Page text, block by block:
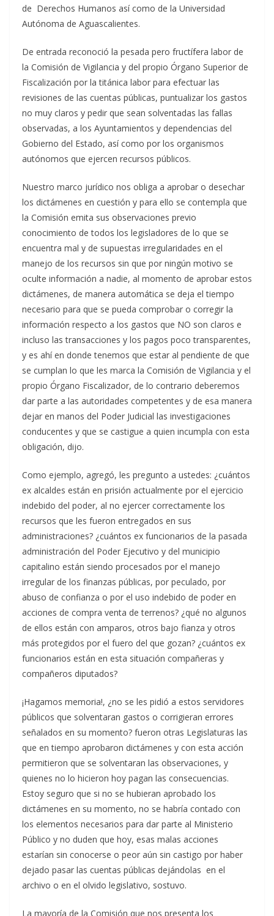
de Derechos Humanos así como de la Universidad
Autónoma de Aguascalientes.
De entrada reconoció la pesada pero fructífera labor de
la Comisión de Vigilancia y del propio Órgano Superior de
Fiscalización por la titánica labor para efectuar las
revisiones de las cuentas públicas, puntualizar los gastos
no muy claros y pedir que sean solventadas las fallas
observadas, a los Ayuntamientos y dependencias del
Gobierno del Estado, así como por los organismos
autónomos que ejercen recursos públicos.
Nuestro marco jurídico nos obliga a aprobar o desechar
los dictámenes en cuestión y para ello se contempla que
la Comisión emita sus observaciones previo
conocimiento de todos los legisladores de lo que se
encuentra mal y de supuestas irregularidades en el
manejo de los recursos sin que por ningún motivo se
oculte información a nadie, al momento de aprobar estos
dictámenes, de manera automática se deja el tiempo
necesario para que se pueda comprobar o corregir la
información respecto a los gastos que NO son claros e
incluso las transacciones y los pagos poco transparentes,
y es ahí en donde tenemos que estar al pendiente de que
se cumplan lo que les marca la Comisión de Vigilancia y el
propio Órgano Fiscalizador, de lo contrario deberemos
dar parte a las autoridades competentes y de esa manera
dejar en manos del Poder Judicial las investigaciones
conducentes y que se castigue a quien incumpla con esta
obligación, dijo.
Como ejemplo, agregó, les pregunto a ustedes: ¿cuántos
ex alcaldes están en prisión actualmente por el ejercicio
indebido del poder, al no ejercer correctamente los
recursos que les fueron entregados en sus
administraciones? ¿cuántos ex funcionarios de la pasada
administración del Poder Ejecutivo y del municipio
capitalino están siendo procesados por el manejo
irregular de los finanzas públicas, por peculado, por
abuso de confianza o por el uso indebido de poder en
acciones de compra venta de terrenos? ¿qué no algunos
de ellos están con amparos, otros bajo fianza y otros
más protegidos por el fuero del que gozan? ¿cuántos ex
funcionarios están en esta situación compañeras y
compañeros diputados?
¡Hagamos memoria!, ¿no se les pidió a estos servidores
públicos que solventaran gastos o corrigieran errores
señalados en su momento? fueron otras Legislaturas las
que en tiempo aprobaron dictámenes y con esta acción
permitieron que se solventaran las observaciones, y
quienes no lo hicieron hoy pagan las consecuencias.
Estoy seguro que si no se hubieran aprobado los
dictámenes en su momento, no se habría contado con
los elementos necesarios para dar parte al Ministerio
Público y no duden que hoy, esas malas acciones
estarían sin conocerse o peor aún sin castigo por haber
dejado pasar las cuentas públicas dejándolas en el
archivo o en el olvido legislativo, sostuvo.
La mayoría de la Comisión que nos presenta los